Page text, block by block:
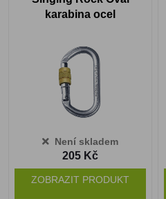
karabina ocel
Není skladem
205 Kč
ZOBRAZIT PRODUKT